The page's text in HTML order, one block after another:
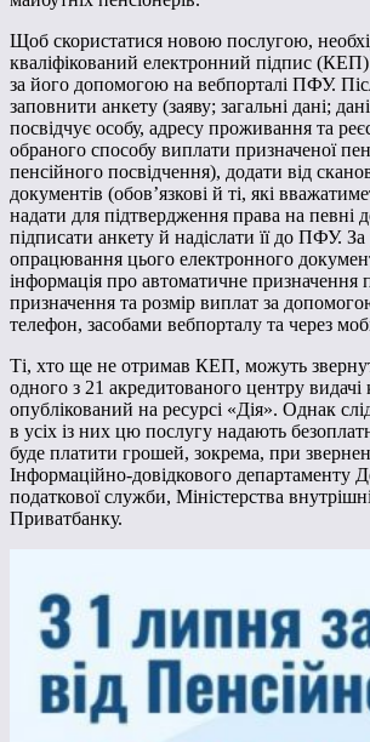
Щоб скористатися новою послугою,
кваліфікований електронний підпис (КЕП)
за його допомогою на вебпорталі ПФУ.
заповнити анкету (заяву; загальні дані;
посвідчує особу, адресу проживання та
обраного способу виплати призначеної
пенсійного посвідчення), додати від
документів (обов’язкові й ті, які
надати для підтвердження права на певні
підписати анкету й надіслати її до ПФУ. За
опрацювання цього електронного
інформація про автоматичне призначення
призначення та розмір виплат за
телефон, засобами вебпорталу та через
Ті, хто ще не отримав КЕП, можуть
одного з 21 акредитованого центру видачі
опублікований на ресурсі «Дія». Однак
в усіх із них цю послугу надають
буде платити грошей, зокрема, при
Інформаційно-довідкового департаменту
податкової служби, Міністерства
Приватбанку.